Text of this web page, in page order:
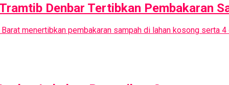
Denbar Tertibkan Pembakaran
menertibkan pembakaran sampah di lahan kosong serta